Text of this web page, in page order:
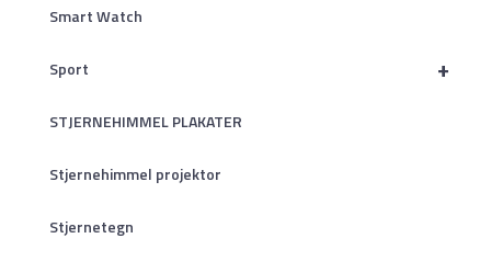
Smart Watch
+
Sport
STJERNEHIMMEL PLAKATER
Stjernehimmel projektor
Stjernetegn